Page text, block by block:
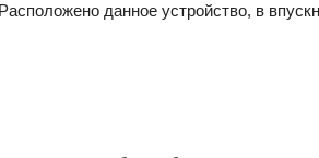
данное устройство, в